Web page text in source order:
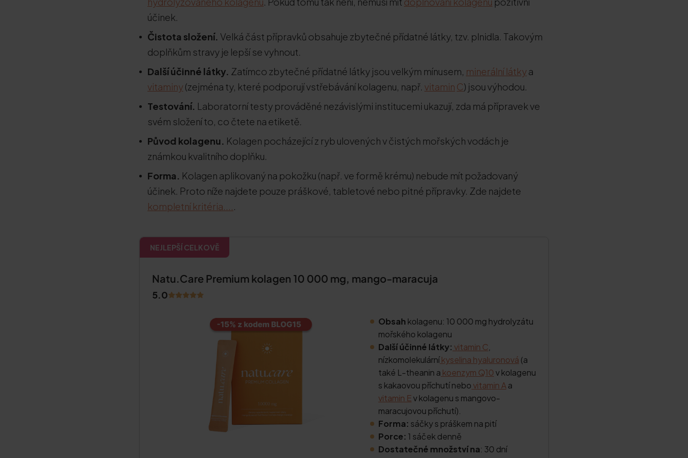
účinek.
Čistota složení. Velká část přípravků obsahuje zbytečné přídatné látky, tzv. plnidla. Takovým
doplňkům stravy je lepší se vyhnout.
Další účinné látky. Zatímco zbytečné přídatné látky jsou velkým mínusem, minerální látkya
vitaminy(zejména ty, které podporují vstřebávání kolagenu, např. vitamin C) jsou výhodou.
Testování. Laboratorní testy prováděné nezávislými institucemi ukazují, zda má přípravek ve
svém složení to, co čtete na etiketě.
Původ kolagenu. Kolagen pocházející z ryb ulovených v čistých mořských vodách je
známkou kvalitního doplňku.
Forma. Kolagen aplikovaný na pokožku (např. ve formě krému) nebude mít požadovaný
účinek. Proto níže najdete pouze práškové, tabletové nebo pitné přípravky. Zde najdete
kompletní kritéria.....
NEJLEPŠÍ CELKOVĚ
Natu.Care Premium kolagen 10 000 mg, mango-maracuja
5.0
Obsah kolagenu: 10 000 mg hydrolyzátu
mořského kolagenu
Další účinné látky: vitamin C
nízkomolekulárníkyselina hyaluronová (a
také L-theanin a koenzym Q10v kolagenu
s kakaovou příchutí nebovitamin Aa
vitamin Ev kolagenu s mangovo-
maracujovou příchutí).
Forma: sáčky s práškem na pití
Porce: 1 sáček denně
Dostatečné množství na: 30 dní